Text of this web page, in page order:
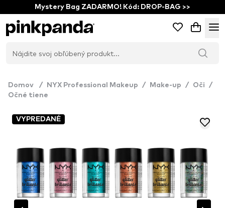
Mystery Bag ZADARMO! Kód: DROP-BAG >>
Domov / NYX Professional Makeup / Make-up / Oči
/
Očné tiene
VYPREDANÉ